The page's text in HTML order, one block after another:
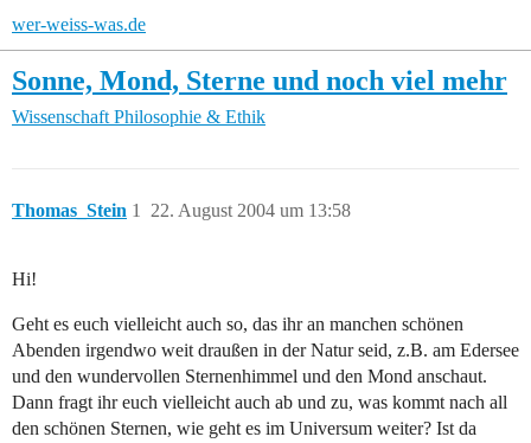
wer-weiss-was.de
Sonne, Mond, Sterne und noch viel mehr
Wissenschaft Philosophie & Ethik
Thomas_Stein 22. August 2004 um 13:58
1
Hi!
Geht es euch vielleicht auch so, das ihr an manchen schönen
Abenden irgendwo weit draußen in der Natur seid, z.B. am Edersee
und den wundervollen Sternenhimmel und den Mond anschaut.
Dann fragt ihr euch vielleicht auch ab und zu, was kommt nach all
den schönen Sternen, wie geht es im Universum weiter? Ist da